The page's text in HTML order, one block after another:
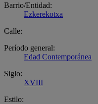
Barrio/Entidad:
Ezkerekotxa
Calle:
Período general:
Edad Contemporánea
Siglo:
XVIII
Estilo: